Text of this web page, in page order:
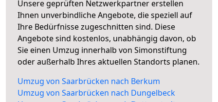
Unsere geprüften Netzwerkpartner erstellen
Ihnen unverbindliche Angebote, die speziell auf
Ihre Bedürfnisse zugeschnitten sind. Diese
Angebote sind kostenlos, unabhängig davon, ob
Sie einen Umzug innerhalb von Simonstiftung
oder außerhalb Ihres aktuellen Standorts planen.
Umzug von Saarbrücken nach Berkum
Umzug von Saarbrücken nach Dungelbeck